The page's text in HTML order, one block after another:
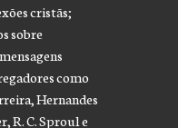
cristãs;
sobre
como
Hernandes
R. C. Sproul e